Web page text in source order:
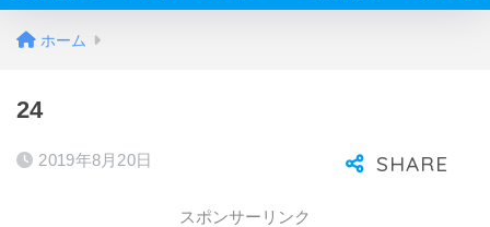
ホーム
24
2019年8月20日
スポンサーリンク